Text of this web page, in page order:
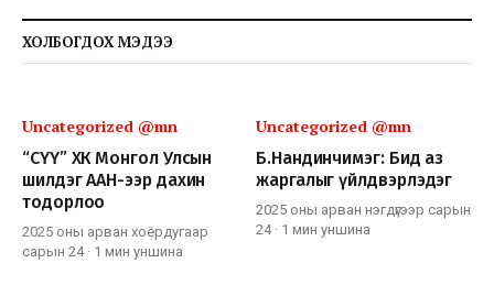
ХОЛБОГДОХ МЭДЭЭ
Uncategorized @mn
“СҮҮ” ХК Монгол Улсын
шилдэг ААН-ээр дахин
тодорлоо
2025 оны арван хоёрдугаар
сарын 24· 1 мин уншина
Uncategorized @mn
Б.Нандинчимэг: Бид аз
жаргалыг үйлдвэрлэдэг
2025 оны арван нэгдүгээр сарын
24· 1 мин уншина